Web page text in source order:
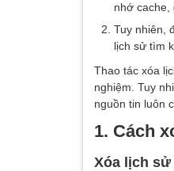
nhớ cache,
Tuy nhiên,
lịch sử tìm
Thao tác xóa
nghiệm. Tuy
nguồn tin luôn
1. Cách
Xóa lịch sử